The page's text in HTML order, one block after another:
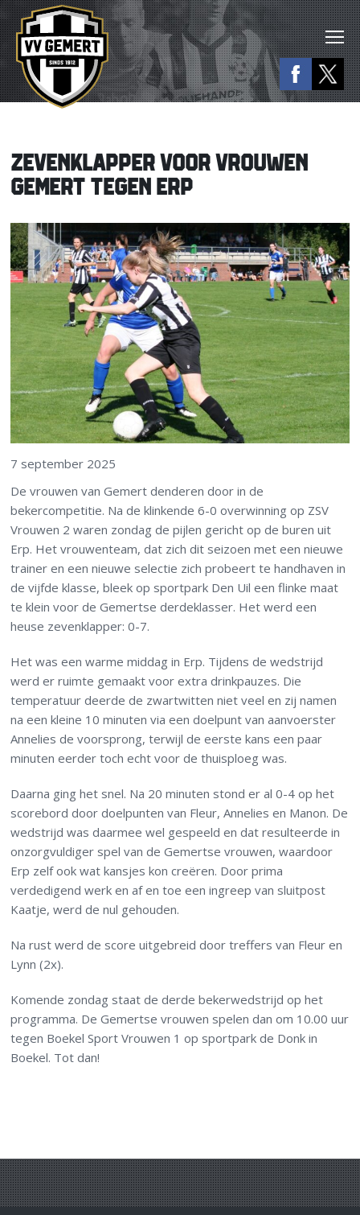
ZEVENKLAPPER VOOR VROUWEN
GEMERT TEGEN ERP
7 september 2025
De vrouwen van Gemert denderen door in de
bekercompetitie. Na de klinkende 6-0 overwinning op ZSV
Vrouwen 2 waren zondag de pijlen gericht op de buren uit
Erp. Het vrouwenteam, dat zich dit seizoen met een nieuwe
trainer en een nieuwe selectie zich probeert te handhaven in
de vijfde klasse, bleek op sportpark Den Uil een flinke maat
te klein voor de Gemertse derdeklasser. Het werd een
heuse zevenklapper: 0-7.
Het was een warme middag in Erp. Tijdens de wedstrijd
werd er ruimte gemaakt voor extra drinkpauzes. Die
temperatuur deerde de zwartwitten niet veel en zij namen
na een kleine 10 minuten via een doelpunt van aanvoerster
Annelies de voorsprong, terwijl de eerste kans een paar
minuten eerder toch echt voor de thuisploeg was.
Daarna ging het snel. Na 20 minuten stond er al 0-4 op het
scorebord door doelpunten van Fleur, Annelies en Manon. De
wedstrijd was daarmee wel gespeeld en dat resulteerde in
onzorgvuldiger spel van de Gemertse vrouwen, waardoor
Erp zelf ook wat kansjes kon creëren. Door prima
verdedigend werk en af en toe een ingreep van sluitpost
Kaatje, werd de nul gehouden.
Na rust werd de score uitgebreid door treffers van Fleur en
Lynn (2x).
Komende zondag staat de derde bekerwedstrijd op het
programma. De Gemertse vrouwen spelen dan om 10.00 uur
tegen Boekel Sport Vrouwen 1 op sportpark de Donk in
Boekel. Tot dan!